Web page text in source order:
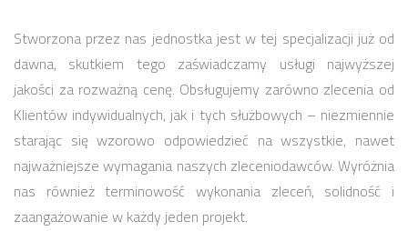
Stworzona przez nas jednostka jest w tej specjalizacji już od
dawna, skutkiem tego zaświadczamy usługi najwyższej
jakości za rozważną cenę. Obsługujemy zarówno zlecenia od
Klientów indywidualnych, jak i tych służbowych – niezmiennie
starając się wzorowo odpowiedzieć na wszystkie, nawet
najważniejsze wymagania naszych zleceniodawców. Wyróżnia
nas również terminowość wykonania zleceń, solidność i
zaangażowanie w każdy jeden projekt.